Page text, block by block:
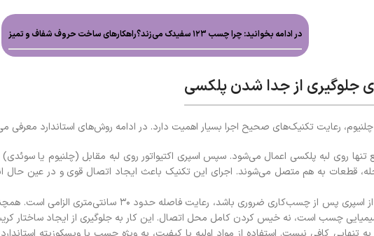
در ادامه بخوانید: چرا چسب ۱۲۳ سفیدک می‌زند؟راهکارهای ساخت حروف شفاف و تمیز
از جدا شدن پلکسی
رعایت تکنیک‌های صحیح اجرا بسیار اهمیت دارد. در ادامه روش‌های استاندارد معرفی
روی لبه پلکسی اعمال می‌شود. سپس اسپری اکتیواتور روی لبه مقابل (چلنیوم یا
قطعات به هم متصل می‌شوند. اجرای این تکنیک باعث ایجاد اتصال قوی و در عین حال
اگر استفاده مستقیم از اسپری پس از چسب‌کاری
چسب است، نه خیس کردن کامل محل اتصال. این کار به جلوگیری از ایجاد ساختار